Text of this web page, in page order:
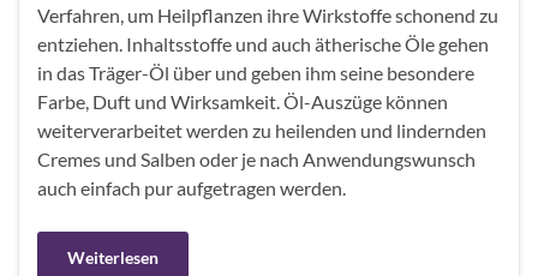
Verfahren, um Heilpflanzen ihre Wirkstoffe schonend zu
entziehen. Inhaltsstoffe und auch ätherische Öle gehen
in das Träger-Öl über und geben ihm seine besondere
Farbe, Duft und Wirksamkeit. Öl-Auszüge können
weiterverarbeitet werden zu heilenden und lindernden
Cremes und Salben oder je nach Anwendungswunsch
auch einfach pur aufgetragen werden.
Weiterlesen